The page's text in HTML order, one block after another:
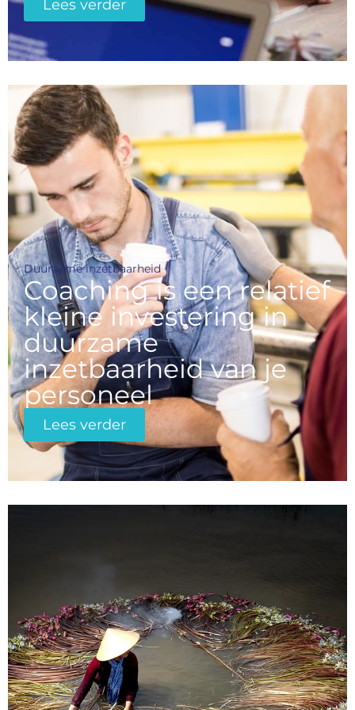
Lees verder
Duurzame inzetbaarheid
Coaching is een relatief
kleine investering in
duurzame
inzetbaarheid van je
personeel
Lees verder